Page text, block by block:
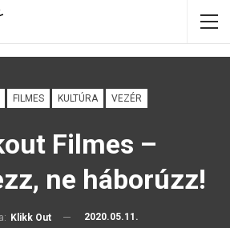
FILMES KULTÚRA VEZÉR
Filmes –
ne háborúzz!
Klikk Out 2020.05.11.